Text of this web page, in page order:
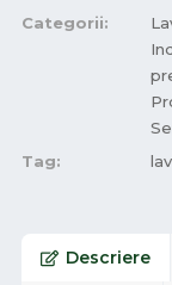
Categorii:
Tag:
Descriere